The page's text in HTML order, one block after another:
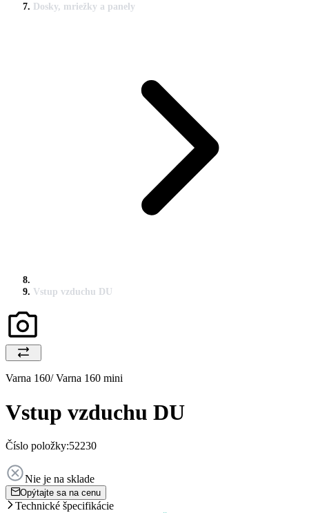
Dosky, mriežky a panely
Vstup vzduchu DU
Varna 160/ Varna 160 mini
Vstup vzduchu DU
Číslo položky:52230
Nie je na sklade
Opýtajte sa na cenu
Technické špecifikácie